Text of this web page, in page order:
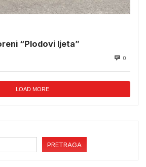
“Plodovi ljeta”
0
LOAD MORE
PRETRAGA